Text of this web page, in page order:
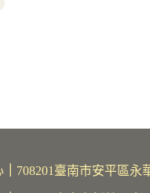
708201臺南市安平區永